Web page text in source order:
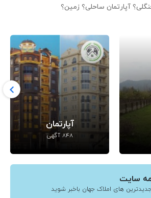
آپارتمان ساحلی؟ زمین؟
تجاری
14 آگهی
سایت
های املاک جهان باخبر شوید